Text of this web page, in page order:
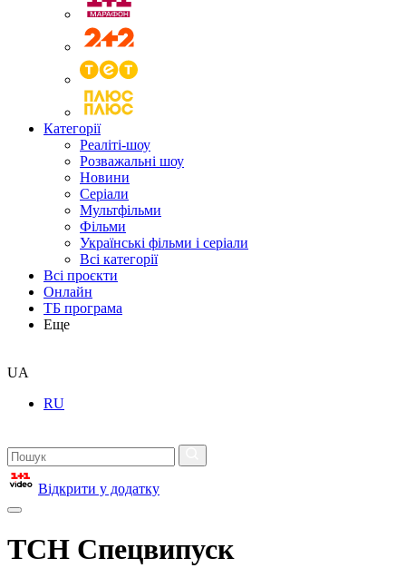
Категорії
Реаліті-шоу
Розважальні шоу
Новини
Серіали
Мультфільми
Фільми
Українські фільми і серіали
Всі категорії
Всі проєкти
Онлайн
ТБ програма
Еще
UA
RU
Відкрити у додатку
ТСН Спецвипуск